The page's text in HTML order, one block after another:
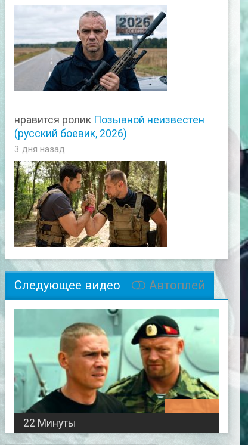
нравится ролик Позывной неизвестен
(русский боевик, 2026)
3 дня назад
Следующее видео Автоплей
22 Минуты